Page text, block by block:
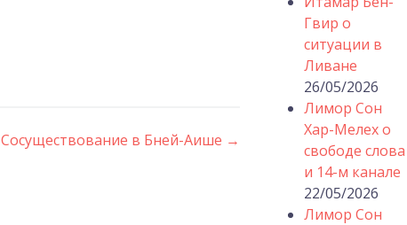
Сосуществование в Бней-Аише →
Гвир о
ситуации в
Ливане
26/05/2026
Лимор Сон
Хар-Мелех о
свободе слова
и 14-м канале
22/05/2026
Лимор Сон